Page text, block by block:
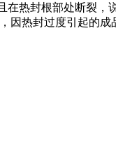
在热封根部处断裂
因热封过度引起的